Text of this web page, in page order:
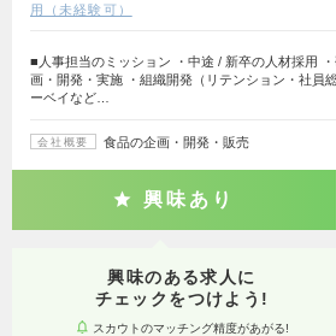
用（未経験可）
■人事担当のミッション ・中途 / 新卒の人材採用
画・開発・実施 ・組織開発（リテンション・社員
ーベイなど…
会社概要 食品の企画・開発・販売
興味あり
興味のある求人に
チェックをつけよう!
スカウトのマッチング精度があがる!